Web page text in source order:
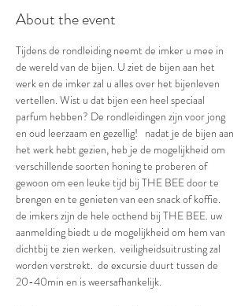
About the event
Tijdens de rondleiding neemt de imker u mee in
de wereld van de bijen. U ziet de bijen aan het
werk en de imker zal u alles over het bijenleven
vertellen. Wist u dat bijen een heel speciaal
parfum hebben? De rondleidingen zijn voor jong
en oud leerzaam en gezellig!   nadat je de bijen aan
het werk hebt gezien, heb je de mogelijkheid om
verschillende soorten honing te proberen of
gewoon om een leuke tijd bij THE BEE door te
brengen en te genieten van een snack of koffie.
de imkers zijn de hele octhend bij THE BEE. uw
aanmelding biedt u de mogelijkheid om hem van
dichtbij te zien werken.  veiligheidsuitrusting zal
worden verstrekt.  de excursie duurt tussen de
20-40min en is weersafhankelijk.